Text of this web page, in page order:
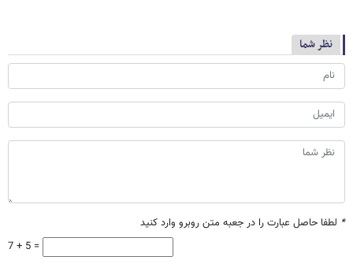
نظر شما
* لطفا حاصل عبارت را در جعبه متن روبرو وارد کنید
7 + 5 =